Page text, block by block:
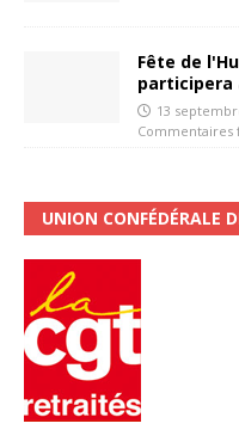
Fête de
participera
13
Commentaires
UNION CONFÉDÉRALE